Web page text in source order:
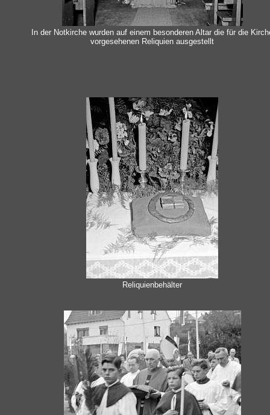
In der Notkirche wurden auf einem besonderen Altar die für die
vorgesehenen Reliquien ausgestellt
Reliquienbehälter